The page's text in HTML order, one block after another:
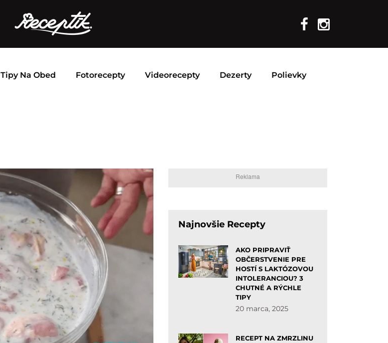
Tipy Na Obed Fotorecepty Videorecepty Dezerty Polievky
Reklama
Najnovšie Recepty
AKO PRIPRAVIŤ
OBČERSTVENIE PRE
HOSTÍ S LAKTÓZOVOU
INTOLERANCIOU? 3
CHUTNÉ A RÝCHLE
TIPY
20 marca, 2025
RECEPT NA ZMRZLINU